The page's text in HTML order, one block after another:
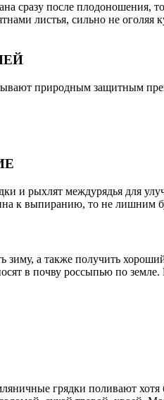
сразу после плодоношения,
листья, сильно не оголяя
природным защитным
и рыхлят междурядья для
к выпиранию, то не лишним
зиму, а также получить
в почву россыпью по земле.
грядки поливают